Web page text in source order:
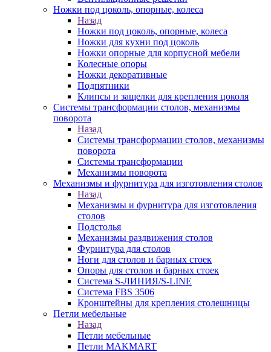
Ножки под цоколь, опорные, колеса
Назад
Ножки под цоколь, опорные, колеса
Ножки для кухни под цоколь
Ножки опорные для корпусной мебели
Колесные опоры
Ножки декоративные
Подпятники
Клипсы и защелки для крепления цоколя
Системы трансформации столов, механизмы
поворота
Назад
Системы трансформации столов, механизмы
поворота
Системы трансформации
Механизмы поворота
Механизмы и фурнитура для изготовления столов
Назад
Механизмы и фурнитура для изготовления
столов
Подстолья
Механизмы раздвижения столов
Фурнитура для столов
Ноги для столов и барных стоек
Опоры для столов и барных стоек
Система S-ЛИНИЯ/S-LINE
Система FBS 3506
Кронштейны для крепления столешницы
Петли мебельные
Назад
Петли мебельные
Петли MAKMART